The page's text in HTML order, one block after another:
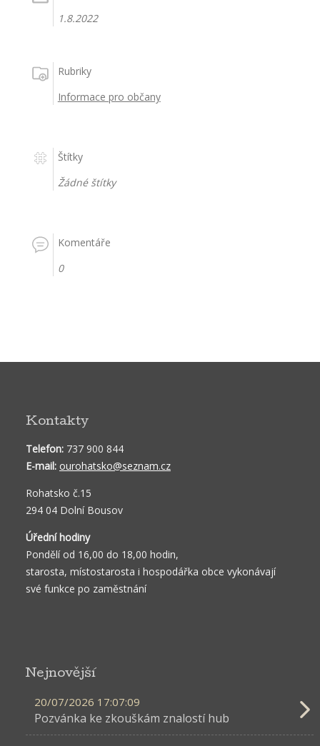
1.8.2022
Rubriky
Informace pro občany
Štítky
Žádné štítky
Komentáře
0
Kontakty
Telefon: 737 900 844
E-mail: ourohatsko@seznam.cz
Rohatsko č.15
294 04 Dolní Bousov
Úřední hodiny
Pondělí od 16,00 do 18,00 hodin,
starosta, místostarosta i hospodářka obce vykonávají
své funkce po zaměstnání
Nejnovější
Pozvánka ke zkouškám znalostí hub
20/07/2026 17:07:09